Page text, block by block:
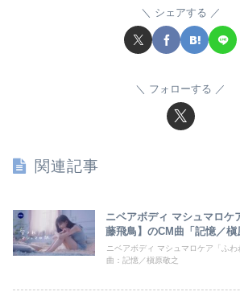
シェアする
フォローする
関連記事
ニベアボディ マシュマロケ
藤飛鳥】のCM曲「記憶／槇
ニベアボディ マシュマロケア「ふ
曲：記憶／槇原敬之